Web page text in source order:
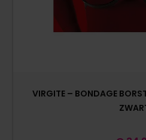
VIRGITE – BONDAGE